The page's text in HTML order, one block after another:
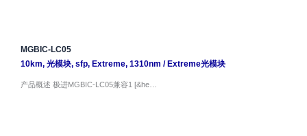
MGBIC-LC05
10km, 光模块, sfp, Extreme, 1310nm / Extreme光模块
产品概述 极进MGBIC-LC05兼容1 [&he…